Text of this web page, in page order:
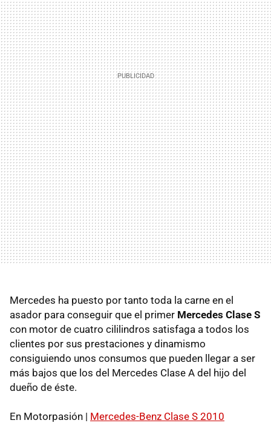
Mercedes ha puesto por tanto toda la carne en el
asador para conseguir que el primer Mercedes Clase S
con motor de cuatro cililindros satisfaga a todos los
clientes por sus prestaciones y dinamismo
consiguiendo unos consumos que pueden llegar a ser
más bajos que los del Mercedes Clase A del hijo del
dueño de éste.
En Motorpasión | Mercedes-Benz Clase S 2010